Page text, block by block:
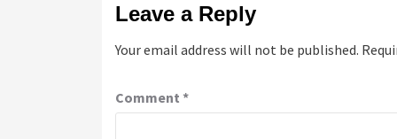
Leave a Reply
Your email address will not be published.
Comment *